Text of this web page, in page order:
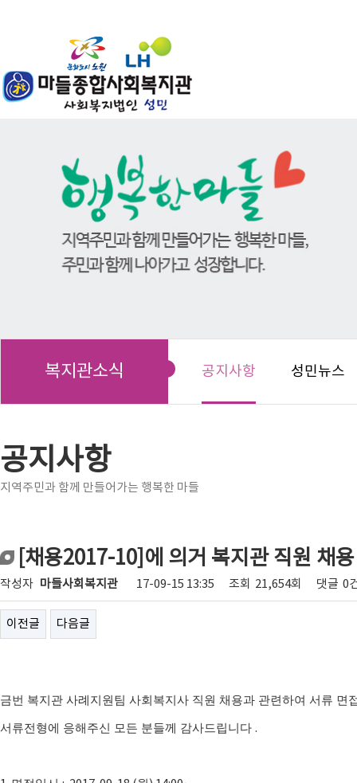
복지관소식 공지사항 성민뉴스
공지사항
지역주민과 함께 만들어가는 행복한 마들
[채용2017-10]에 의거 복지관 직원 채
작성자 마들사회복지관 17-09-15 13:35 조회 21,654회 댓글 0
이전글 다음글
금번 복지관 사례지원팀 사회복지사 직원 채용과 관련하여 서류
서류전형에 응해주신 모든 분들께 감사드립니다 .